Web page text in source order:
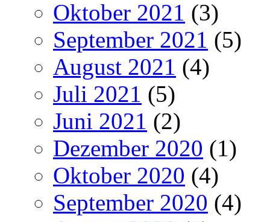
Oktober 2021 (3)
September 2021 (5)
August 2021 (4)
Juli 2021 (5)
Juni 2021 (2)
Dezember 2020 (1)
Oktober 2020 (4)
September 2020 (4)